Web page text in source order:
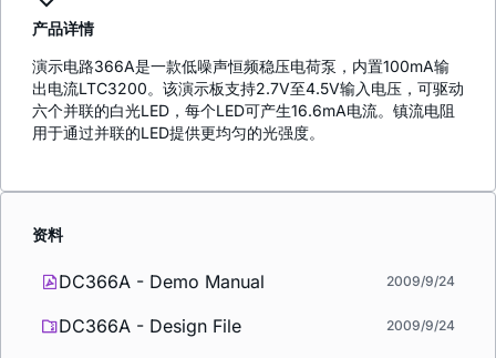
产品详情
演示电路366A是一款低噪声恒频稳压电荷泵，内置100mA输
出电流LTC3200。该演示板支持2.7V至4.5V输入电压，可驱动
六个并联的白光LED，每个LED可产生16.6mA电流。镇流电阻
用于通过并联的LED提供更均匀的光强度。
资料
DC366A - Demo Manual 2009/9/24
DC366A - Design File 2009/9/24